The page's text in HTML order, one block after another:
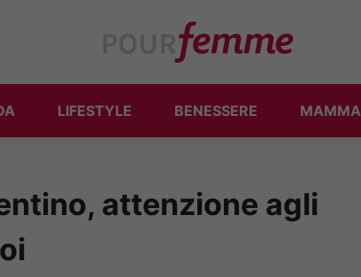
LIFESTYLE BENESSERE MAMMA
attenzione agli